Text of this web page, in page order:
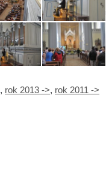
, rok 2013 ->, rok 2011 ->